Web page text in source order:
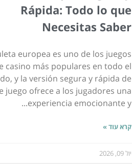
Rápida: Todo lo que
Necesitas Saber
europea es uno de los juegos
casino más populares en todo el
y la versión segura y rápida de
juego ofrece a los jugadores una
experiencia emocionante y...
קרא עוד »
יול 09, 2026